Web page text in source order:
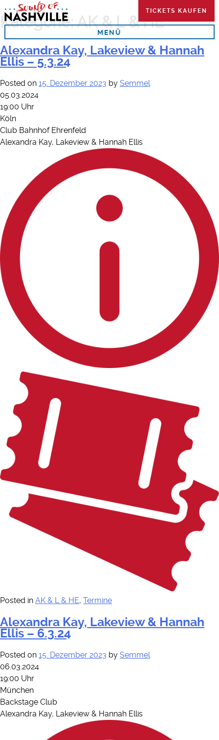
to
content
MENÜ
TICKETS KAUFEN
Kategorie:AK & L & HE
Alexandra Kay, Lakeview & Hannah
Ellis – 5.3.24
Posted on 15. Dezember 2023 by Semmel
05.03.2024
19:00 Uhr
Köln
Club Bahnhof Ehrenfeld
Alexandra Kay, Lakeview & Hannah Ellis
Posted in AK & L & HE, Termine
Alexandra Kay, Lakeview & Hannah
Ellis – 6.3.24
Posted on 15. Dezember 2023 by Semmel
06.03.2024
19:00 Uhr
München
Backstage Club
Alexandra Kay, Lakeview & Hannah Ellis